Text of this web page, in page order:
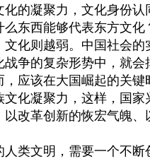
的凝聚力，文化身份认
东西能够代表东方文化
化则越弱。中国社会的
争的复杂形势中，就会
应该在大国崛起的关键
化凝聚力，这样，国家
改革创新的恢宏气魄、
类文明，需要一个不断